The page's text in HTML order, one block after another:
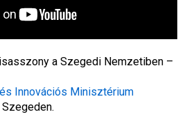
a Szegedi Nemzetiben –
Innovációs Minisztérium